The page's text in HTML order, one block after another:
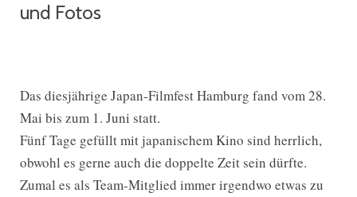
und Fotos
Das diesjährige Japan-Filmfest Hamburg fand vom 28.
Mai bis zum 1. Juni statt.
Fünf Tage gefüllt mit japanischem Kino sind herrlich,
obwohl es gerne auch die doppelte Zeit sein dürfte.
Zumal es als Team-Mitglied immer irgendwo etwas zu